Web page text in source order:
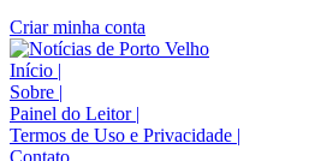
Criar minha conta
Início |
Sobre |
Painel do Leitor |
Termos de Uso e Privacidade |
Contato